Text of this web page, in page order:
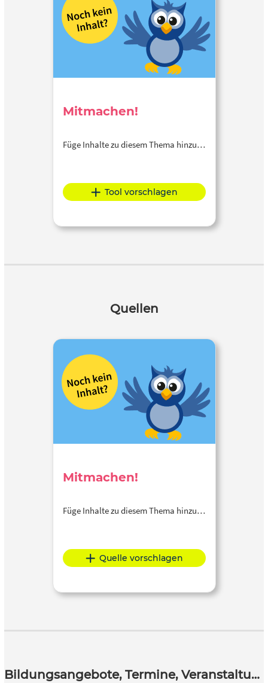
Mitmachen!
Füge Inhalte zu diesem Thema hinzu…
Tool vorschlagen
Quellen
Mitmachen!
Füge Inhalte zu diesem Thema hinzu…
Quelle vorschlagen
Bildungsangebote, Termine, Veranstaltungen